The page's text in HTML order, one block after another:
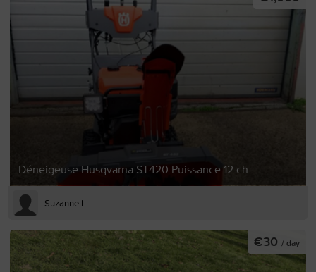
Déneigeuse Husqvarna ST420 Puissance 12 ch
Suzanne L
€30 / day